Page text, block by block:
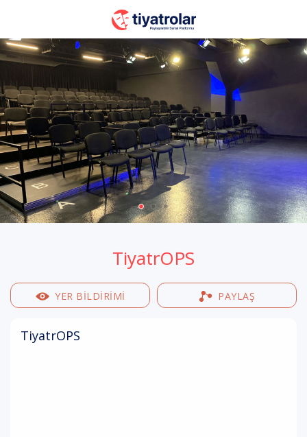
TiyatrOPS
YER BILDIRIMI PAYLAŞ
TiyatrOPS